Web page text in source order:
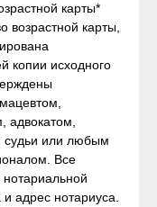
карты*
возрастной карты,
копии исходного
адвокатом,
судьи или любым
Все
адрес нотариуса.